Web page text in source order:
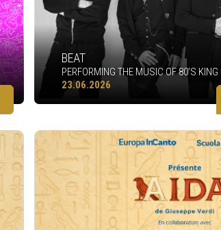
BEAT
PERFORMING THE MUSIC OF 80’S
23.06.2026